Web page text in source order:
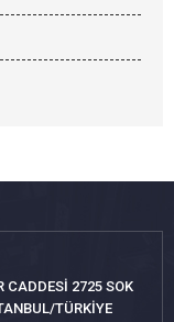
2725 SOK
TÜRKİYE